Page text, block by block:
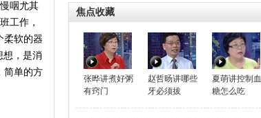
咽尤其
工作，
柔软的器
想，是消
简单的方
焦点收藏
张晔讲煮好粥
有窍门
赵哲旸讲哪些
牙必须拔
夏萌讲控制血
糖怎么吃